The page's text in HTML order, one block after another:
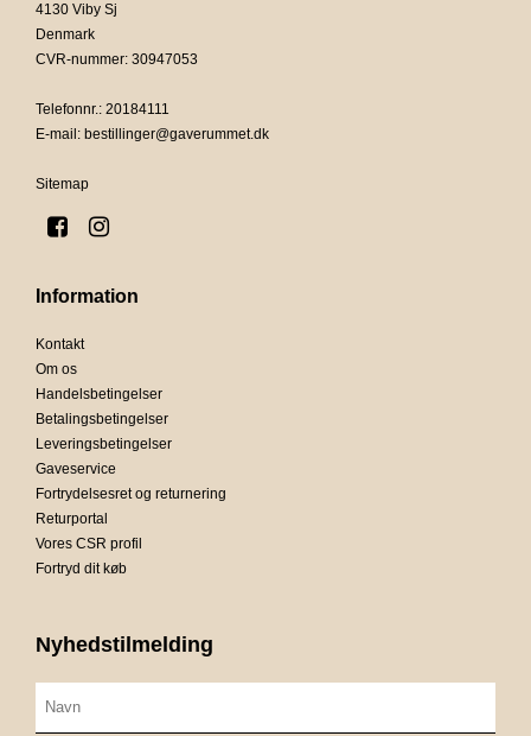
4130 Viby Sj
Denmark
CVR-nummer: 30947053
Telefonnr.: 20184111
E-mail : bestillinger@gaverummet.dk
Sitemap
Information
Kontakt
Om os
Handelsbetingelser
Betalingsbetingelser
Leveringsbetingelser
Gaveservice
Fortrydelsesret og returnering
Returportal
Vores CSR profil
Fortryd dit køb
Nyhedstilmelding